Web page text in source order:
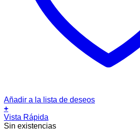
Añadir a la lista de deseos
+
Vista Rápida
Sin existencias